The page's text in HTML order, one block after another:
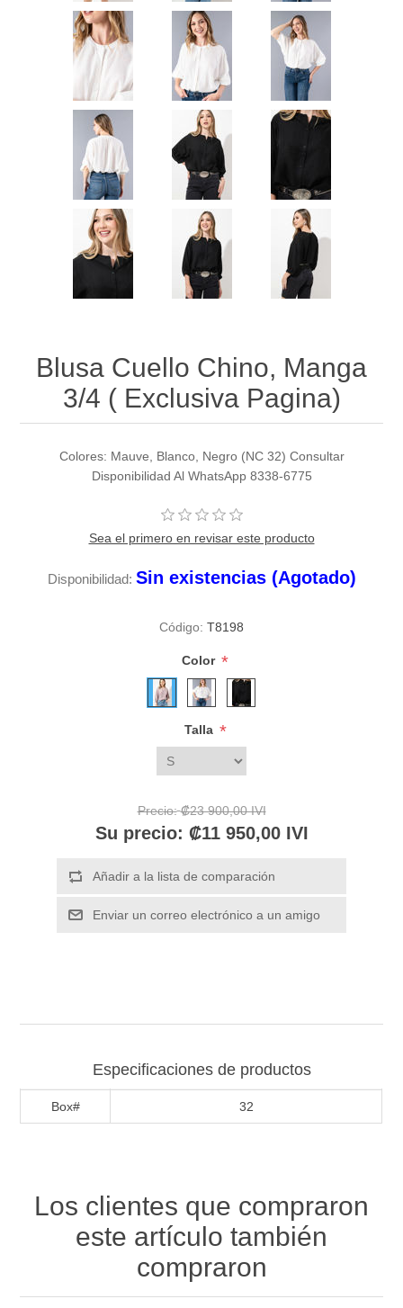
Blusa Cuello Chino, Manga
3/4 ( Exclusiva Pagina)
Colores: Mauve, Blanco, Negro (NC 32) Consultar
Disponibilidad Al WhatsApp 8338-6775
Sea el primero en revisar este producto
Disponibilidad: Sin existencias (Agotado)
Código: T8198
Color *
Talla *
Precio: ₡23 900,00 IVI
Su precio: ₡11 950,00 IVI
Especificaciones de productos
Box# 32
Los clientes que compraron
este artículo también
compraron